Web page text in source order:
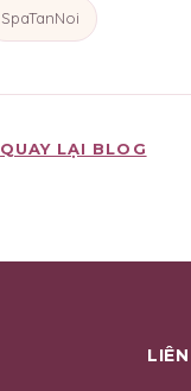
SpaTanNoi
QUAY LẠI BLOG